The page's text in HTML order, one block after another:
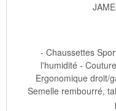
- Chaussettes
l'humidité -
Ergonomique droit/
Semelle rembourré,